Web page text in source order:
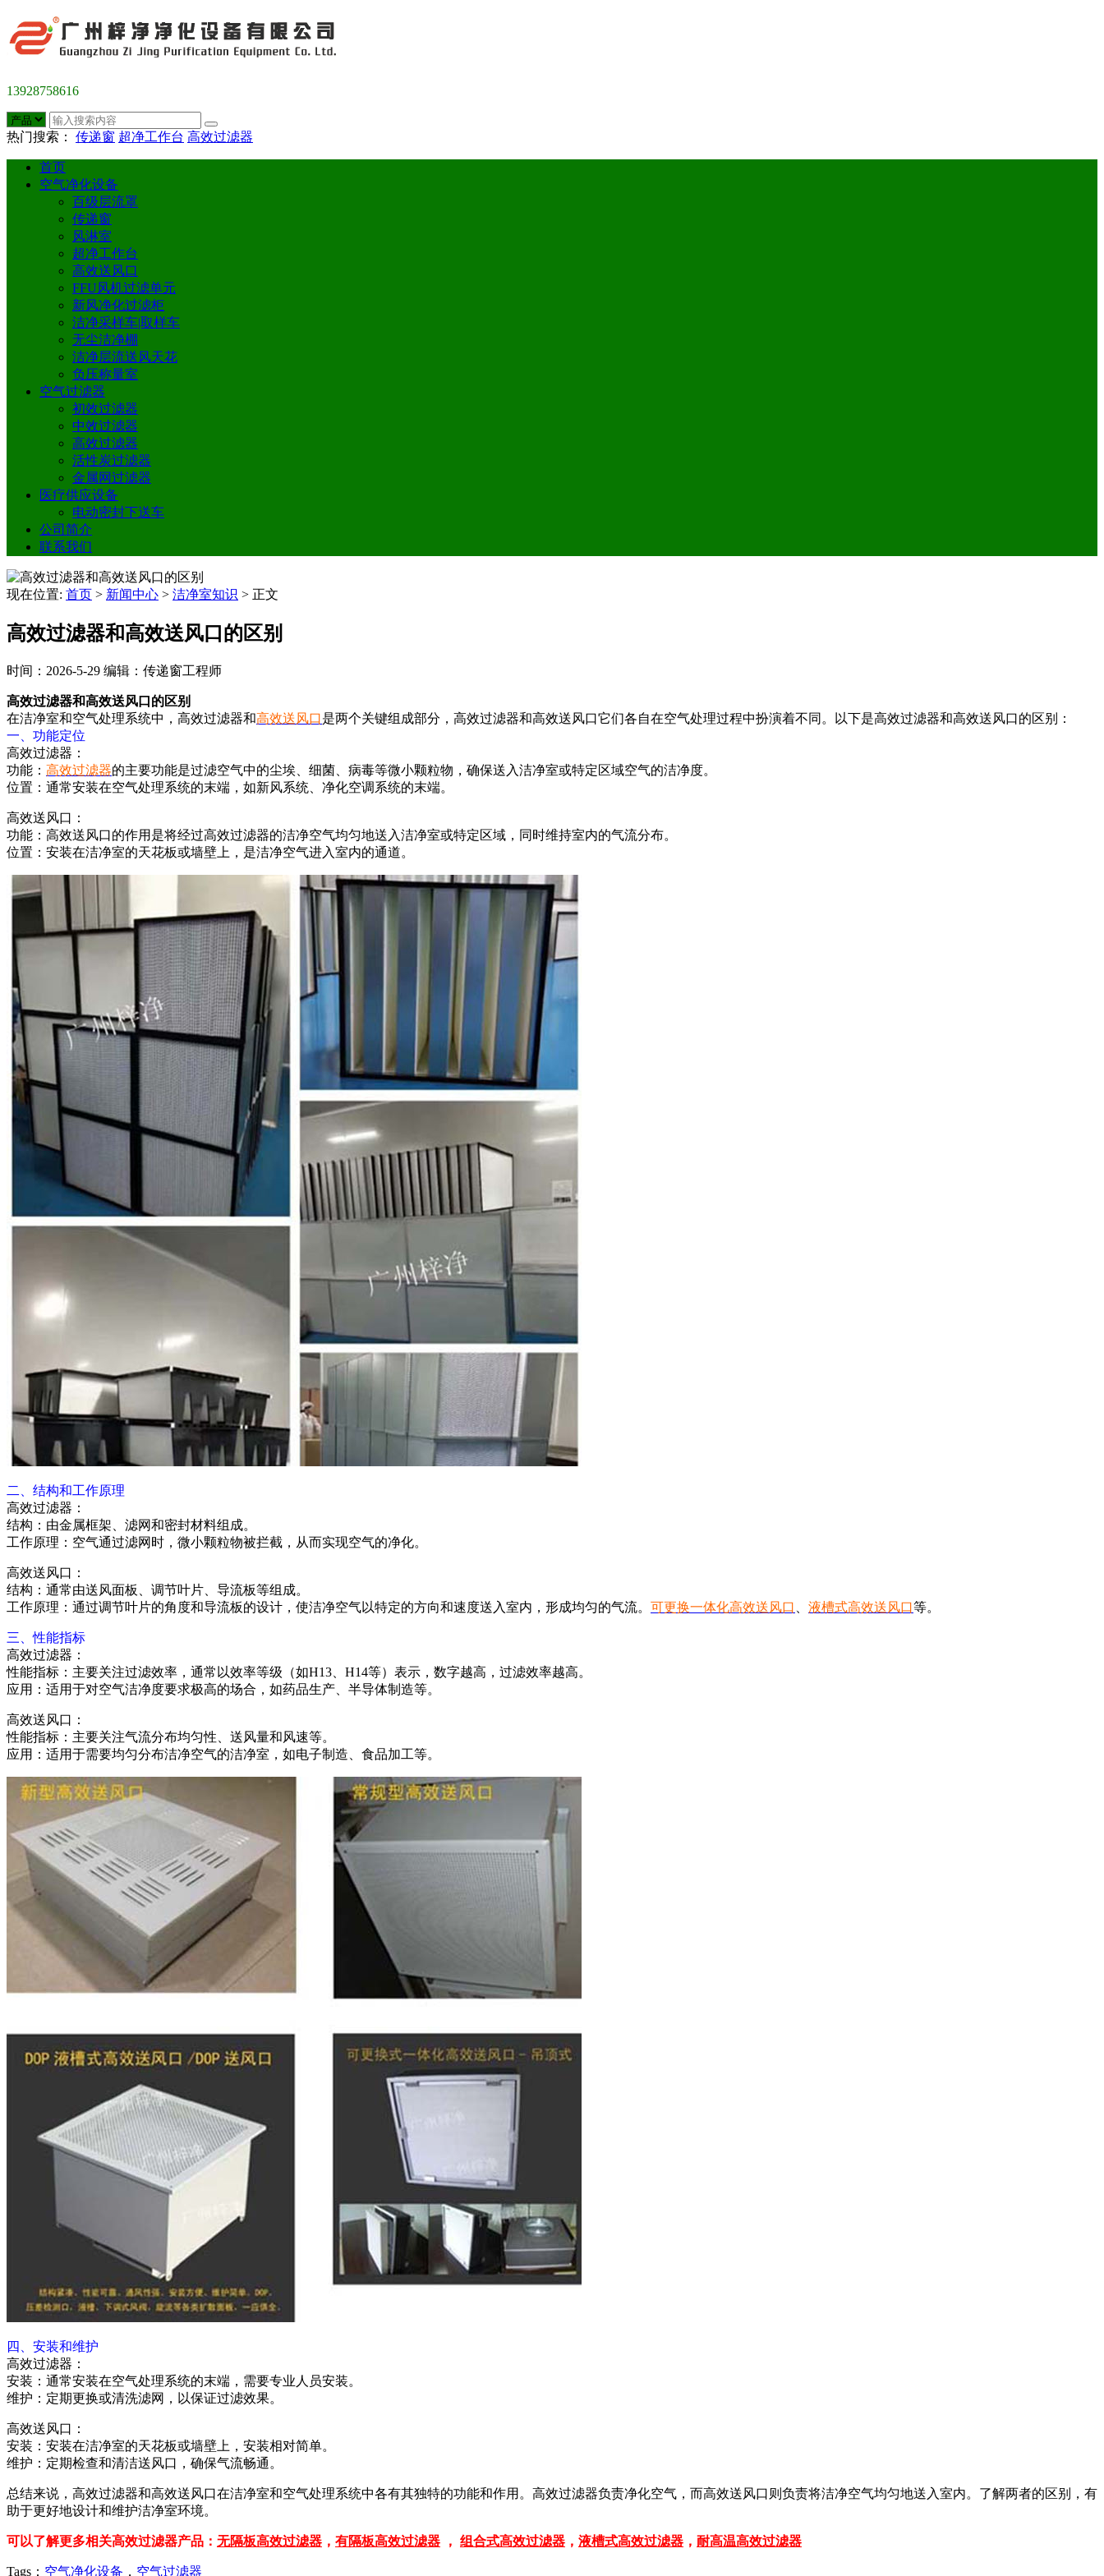
13928758616
热门搜索： 传递窗 超净工作台 高效过滤器
首页
空气净化设备
百级层流罩
传递窗
风淋室
超净工作台
高效送风口
FFU风机过滤单元
新风净化过滤柜
洁净采样车|取样车
无尘洁净棚
洁净层流送风天花
负压称量室
空气过滤器
初效过滤器
中效过滤器
高效过滤器
活性炭过滤器
金属网过滤器
医疗供应设备
电动密封下送车
公司简介
联系我们
现在位置: 首页 > 新闻中心 > 洁净室知识 > 正文
高效过滤器和高效送风口的区别
时间：2026-5-29 编辑：传递窗工程师
高效过滤器和高效送风口的区别
在洁净室和空气处理系统中，高效过滤器和高效送风口是两个关键组成部分，高效过滤器和高效送风口它们各自在空气处理过程中扮演着不同。以下是高效过滤器和高效送风口的区别：
一、功能定位
高效过滤器：
功能： 高效过滤器的主要功能是过滤空气中的尘埃、细菌、病毒等微小颗粒物，确保送入洁净室或特定区域空气的洁净度。
位置：通常安装在空气处理系统的末端，如新风系统、净化空调系统的末端。
高效送风口：
功能：高效送风口的作用是将经过高效过滤器的洁净空气均匀地送入洁净室或特定区域，同时维持室内的气流分布。
位置：安装在洁净室的天花板或墙壁上，是洁净空气进入室内的通道。
二、结构和工作原理
高效过滤器：
结构：由金属框架、滤网和密封材料组成。
工作原理：空气通过滤网时，微小颗粒物被拦截，从而实现空气的净化。
高效送风口：
结构：通常由送风面板、调节叶片、导流板等组成。
工作原理：通过调节叶片的角度和导流板的设计，使洁净空气以特定的方向和速度送入室内，形成均匀的气流。 可更换一体化高效送风口 液槽式高效送风口等。
三、性能指标
高效过滤器：
性能指标：主要关注过滤效率，通常以效率等级（如H13、H14等）表示，数字越高，过滤效率越高。
应用：适用于对空气洁净度要求极高的场合，如药品生产、半导体制造等。
高效送风口：
性能指标：主要关注气流分布均匀性、送风量和风速等。
应用：适用于需要均匀分布洁净空气的洁净室，如电子制造、食品加工等。
四、安装和维护
高效过滤器：
安装：通常安装在空气处理系统的末端，需要专业人员安装。
维护：定期更换或清洗滤网，以保证过滤效果。
高效送风口：
安装：安装在洁净室的天花板或墙壁上，安装相对简单。
维护：定期检查和清洁送风口，确保气流畅通。
总结来说，高效过滤器和高效送风口在洁净室和空气处理系统中各有其独特的功能和作用。高效过滤器负责净化空气，而高效送风口则负责将洁净空气均匀地送入室内。了解两者的区别，有
助于更好地设计和维护洁净室环境。
可以了解更多相关高效过滤器产品： 无隔板高效过滤器 ， 有隔板高效过滤器 ， 组合式高效过滤器 ， 液槽式高效过滤器 ， 耐高温高效过滤器
Tags： 空气净化设备 ， 空气过滤器